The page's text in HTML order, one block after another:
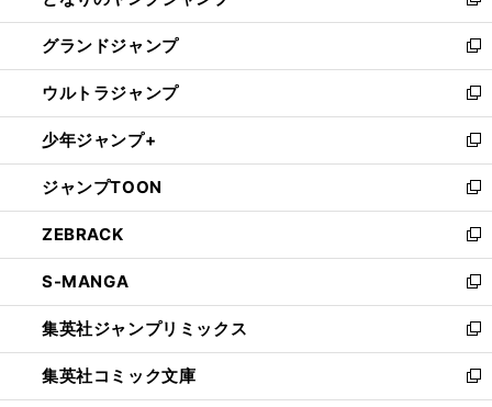
ウ
で
開
く
ン
ド
ウ
で
開
く
ウ
ィ
ン
ド
ウ
で
開
く
し
い
ウ
ィ
ン
ド
ウ
で
開
く
グランドジャンプ
新
し
い
ウ
ィ
ン
ド
ウ
で
開
く
ウルトラジャンプ
新
し
い
ウ
ィ
ン
ド
ウ
で
開
く
少年ジャンプ+
新
し
い
ウ
ィ
ン
ド
ウ
で
開
く
ジャンプTOON
新
し
い
ウ
ィ
ン
ド
ウ
で
開
ZEBRACK
新
し
い
ウ
ィ
ン
ド
ウ
S-MANGA
新
し
い
ウ
ィ
ン
集英社ジャンプリミックス
新
し
い
ウ
集英社コミック文庫
新